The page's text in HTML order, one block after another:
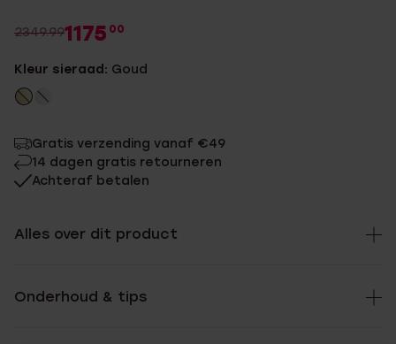
2349.991175 00
Kleur sieraad: Goud
Gratis verzending vanaf €49
14 dagen gratis retourneren
Achteraf betalen
Alles over dit product
Onderhoud & tips